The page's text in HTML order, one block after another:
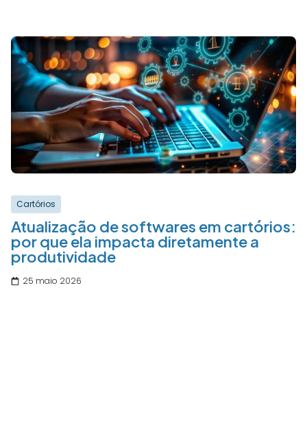
Cartórios
Atualização de softwares em cartórios:
por que ela impacta diretamente a
produtividade
25 maio 2026